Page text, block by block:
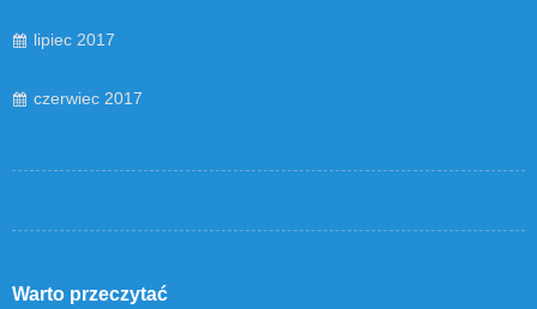
lipiec 2017
czerwiec 2017
Warto przeczytać